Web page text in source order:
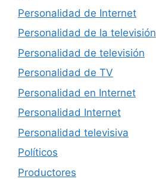
Personalidad de Internet
Personalidad de la televisión
Personalidad de televisión
Personalidad de TV
Personalidad en Internet
Personalidad Internet
Personalidad televisiva
Políticos
Productores